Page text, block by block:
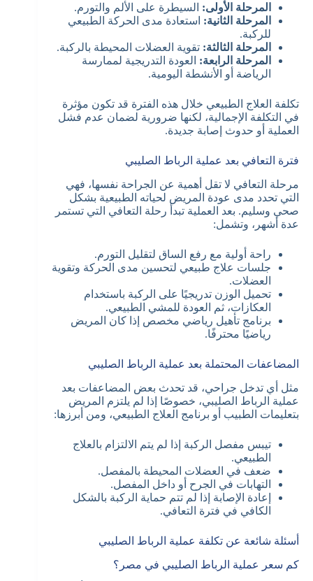
المرحلة الأولى: السيطرة على الألم والتورم.
المرحلة الثانية: استعادة مدى الحركة الطبيعي
للركبة.
المرحلة الثالثة: تقوية العضلات المحيطة بالركبة.
المرحلة الرابعة: العودة التدريجية لممارسة
الرياضة أو الأنشطة اليومية.
تكلفة العلاج الطبيعي خلال هذه الفترة قد تكون مؤثرة
في التكلفة الإجمالية، لكنها ضرورية لضمان عدم فشل
العملية أو حدوث إصابة جديدة.
فترة التعافي بعد عملية الرباط الصليبي
مرحلة التعافي لا تقل أهمية عن الجراحة نفسها، فهي
التي تحدد مدى عودة المريض لحياته الطبيعية بشكل
صحي وسليم. بعد العملية تبدأ رحلة التعافي التي تستمر
عدة أشهر، وتشمل:
راحة أولية مع رفع الساق لتقليل التورم.
جلسات علاج طبيعي لتحسين مدى الحركة وتقوية
العضلات.
تحميل الوزن تدريجيًا على الركبة باستخدام
العكازات، ثم العودة للمشي الطبيعي.
برنامج تأهيل رياضي مخصص إذا كان المريض
رياضيًا محترفًا.
المضاعفات المحتملة بعد عملية الرباط الصليبي
مثل أي تدخل جراحي، قد تحدث بعض المضاعفات بعد
عملية الرباط الصليبي، خصوصًا إذا لم يلتزم المريض
بتعليمات الطبيب أو برنامج العلاج الطبيعي، ومن أبرزها:
تيبس مفصل الركبة إذا لم يتم الالتزام بالعلاج
الطبيعي.
ضعف في العضلات المحيطة بالمفصل.
التهابات في الجرح أو داخل المفصل.
إعادة الإصابة إذا لم تتم حماية الركبة بالشكل
الكافي في فترة التعافي.
أسئلة شائعة عن تكلفة عملية الرباط الصليبي
كم سعر عملية الرباط الصليبي في مصر؟